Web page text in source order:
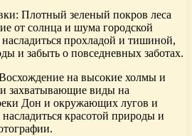
Плотный зеленый покров леса
от солнца и шума городской
прохладой и тишиной,
и забыть о повседневных заботах.
на высокие холмы и
захватывающие виды на
Дон и окружающих лугов и
красотой природы и